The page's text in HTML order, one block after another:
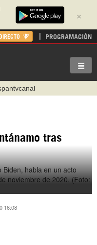
×
PROGRAMACIÓN
+98 921 79 29 404
hispan_tv
Nexolatino.Canal
nexo_latino
tras
16:08